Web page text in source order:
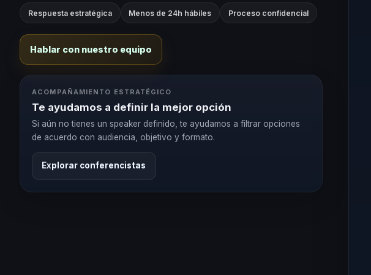
Respuesta estratégica Menos de 24h hábiles Proceso confidencial
Hablar con nuestro equipo
ACOMPAÑAMIENTO ESTRATÉGICO
Te ayudamos a definir la mejor opción
Si aún no tienes un speaker definido, te ayudamos a filtrar opciones
de acuerdo con audiencia, objetivo y formato.
Explorar conferencistas